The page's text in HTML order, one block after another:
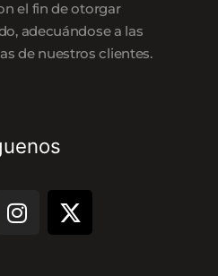
el fin de otorgar
adecuándose a las
de nuestros clientes.
I
n
X
-